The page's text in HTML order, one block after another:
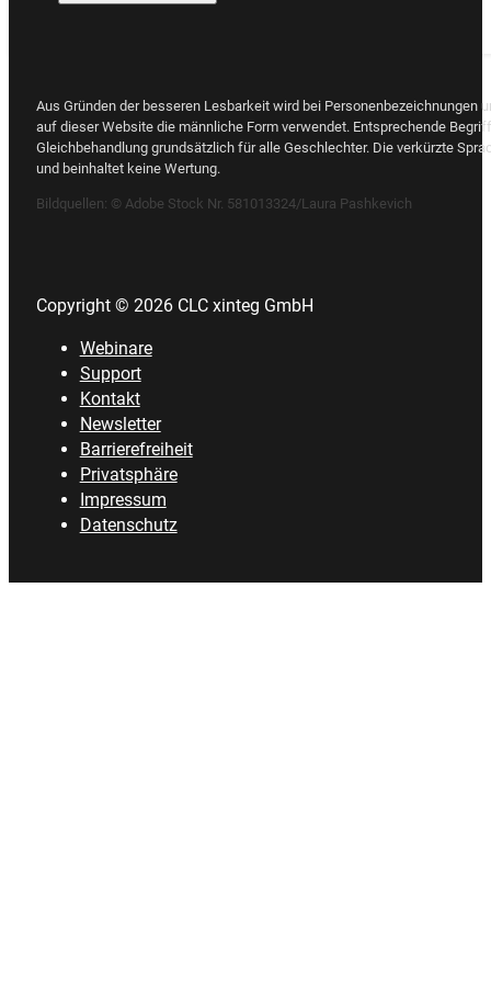
Aus Gründen der besseren Lesbarkeit wird bei Personenbezeichnungen
auf dieser Website die männliche Form verwendet. Entsprechende
Gleichbehandlung grundsätzlich für alle Geschlechter. Die verkürzte
und beinhaltet keine Wertung.
Bildquellen: © Adobe Stock Nr. 581013324/Laura Pashkevich
Copyright © 2026 CLC xinteg GmbH
Webinare
Support
Kontakt
Newsletter
Barrierefreiheit
Privatsphäre
Impressum
Datenschutz